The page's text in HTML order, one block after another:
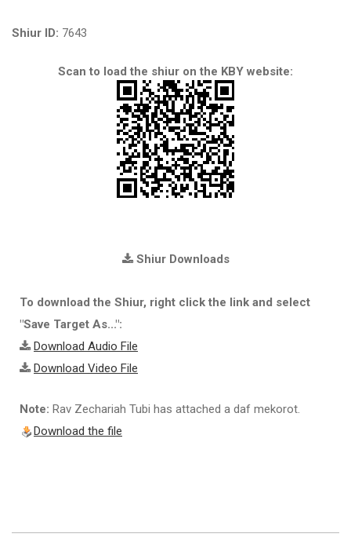
Shiur ID: 7643
Scan to load the shiur on the KBY website:
Shiur Downloads
To download the Shiur, right click the link and select
"Save Target As...":
Download Audio File
Download Video File
Note: Rav Zechariah Tubi has attached a daf mekorot.
Download the file